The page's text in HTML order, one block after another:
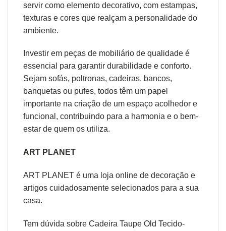
servir como elemento decorativo, com estampas,
texturas e cores que realçam a personalidade do
ambiente.
Investir em peças de mobiliário de qualidade é
essencial para garantir durabilidade e conforto.
Sejam sofás, poltronas, cadeiras, bancos,
banquetas ou pufes, todos têm um papel
importante na criação de um espaço acolhedor e
funcional, contribuindo para a harmonia e o bem-
estar de quem os utiliza.
ART PLANET
ART PLANET é uma loja online de decoração e
artigos cuidadosamente selecionados para a sua
casa.
Tem dúvida sobre Cadeira Taupe Old Tecido-